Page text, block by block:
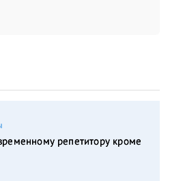
репетитору кроме